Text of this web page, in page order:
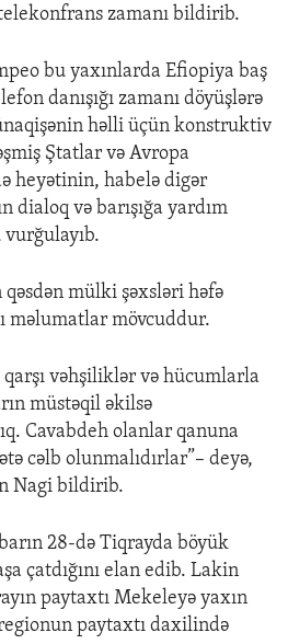
zamanı bildirib.
bu yaxınlarda Efiopiya baş
danışığı zamanı döyüşlərə
həlli üçün konstruktiv
Ştatlar və Avropa
heyətinin, habelə digər
dialoq və barışığa yardım
mülki şəxsləri həfə
məlumatlar mövcuddur.
vəhşiliklər və hücumlarla
müstəqil əkilsə
Cavabdeh olanlar qanuna
cəlb olunmalıdırlar”– deyə,
Nagi bildirib.
28-də Tiqrayda böyük
çatdığını elan edib. Lakin
paytaxtı Mekeleyə yaxın
paytaxtı daxilində